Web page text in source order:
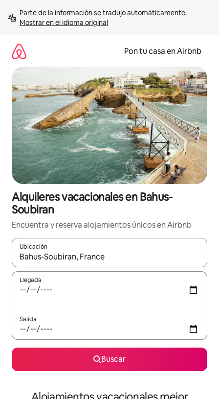
contenidoMostrar en el idioma original
Pon tu casa en Airbnb
Alquileres vacacionales en Bahus-
Soubiran
Encuentra y reserva alojamientos únicos en Airbnb
Ubicación
Cuando los resultados estén disponibles, navega con las
Llegada
Salida
Buscar